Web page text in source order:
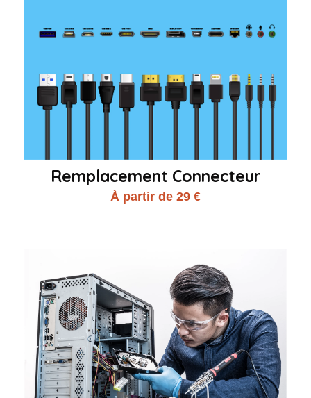
Remplacement Connecteur
À partir de 29 €